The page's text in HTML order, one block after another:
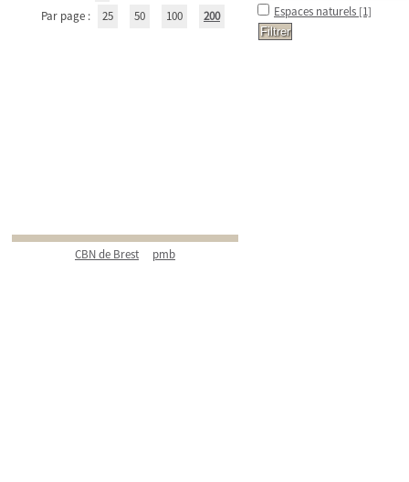
Par page :
25 50 100 200
CBN de Brest pmb
Espaces naturels [1]